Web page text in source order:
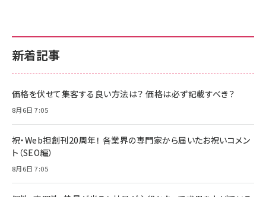
新着記事
価格を伏せて集客する良い方法は？ 価格は必ず記載すべき？
8月6日 7:05
祝・Web担創刊20周年！ 各業界の専門家から届いたお祝いコメン
ト（SEO編）
8月6日 7:05